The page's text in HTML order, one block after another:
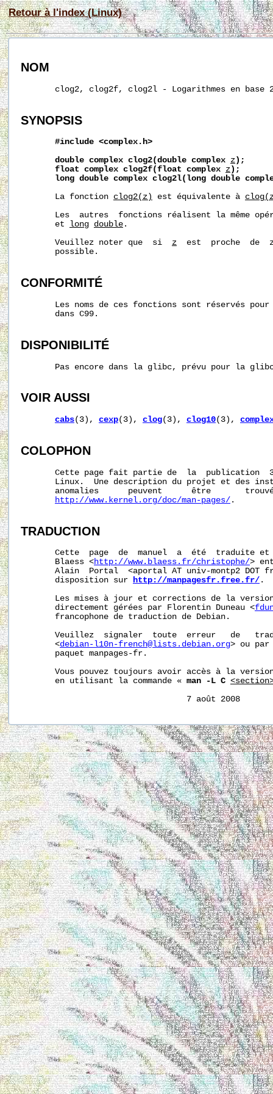
Retour à l'index (Linux)
NOM
clog2, clog2f, clog2l - Logarithmes en base
SYNOPSIS
#include <complex.h>
double complex clog2(double complex z );
float complex clog2f(float complex z );
long double complex clog2l(long double
       La fonction
clog2(z) est équivalente à
Les  autres  fonctions réalisent la même
       et
long double .
       Veuillez noter que  si
z
est  proche  de
       possible.
CONFORMITÉ
Les noms de ces fonctions sont réservés
       dans C99.
DISPONIBILITÉ
Pas encore dans la glibc, prévu pour la
VOIR AUSSI
cabs(3), cexp(3), clog(3), clog10(3),
COLOPHON
Cette page fait partie de  la  publication
Linux.  Une description du projet et des
anomalies      peuvent      être
http://www.kernel.org/doc/man-pages/ .
TRADUCTION
Cette  page  de  manuel  a  été  traduite
       Blaess <
http://www.blaess.fr/christophe/>
Alain  Portal  <aportal AT univ-montp2 DOT
       disposition sur
http://manpagesfr.free.fr/ .
Les mises à jour et corrections de la
       directement gérées par Florentin Duneau <
       francophone de traduction de Debian.
Veuillez  signaler  toute  erreur   de
       <
debian-l10n-french@lists.debian.org> ou par
       paquet manpages-fr.
Vous pouvez toujours avoir accès à la
       en utilisant la commande «
man -L C